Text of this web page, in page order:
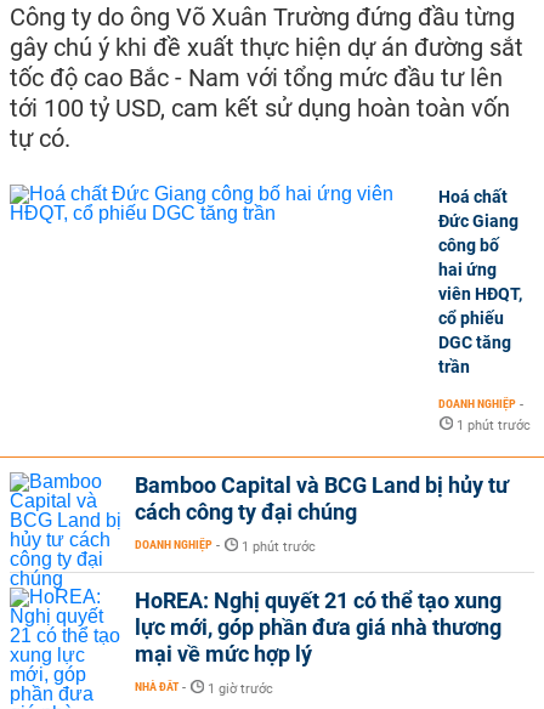
Công ty do ông Võ Xuân Trường đứng đầu từng
gây chú ý khi đề xuất thực hiện dự án đường sắt
tốc độ cao Bắc - Nam với tổng mức đầu tư lên
tới 100 tỷ USD, cam kết sử dụng hoàn toàn vốn
tự có.
Hoá chất
Đức Giang
công bố
hai ứng
viên HĐQT,
cổ phiếu
DGC tăng
trần
DOANH NGHIỆP -
1 phút trước
Bamboo Capital và BCG Land bị hủy tư
cách công ty đại chúng
DOANH NGHIỆP - 1 phút trước
HoREA: Nghị quyết 21 có thể tạo xung
lực mới, góp phần đưa giá nhà thương
mại về mức hợp lý
NHÀ ĐẤT - 1 giờ trước